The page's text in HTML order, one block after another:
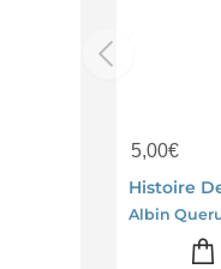
5,00€
Histoire